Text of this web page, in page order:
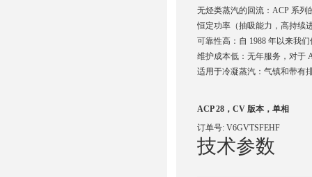
无烃类蒸汽的回流：ACP 系列
恒定功率（抽吸能力，高持续
可靠性高：自 1988 年以来我
维护成本低：无年服务，对于
适用于冷凝蒸汽：气镇和带有
ACP 28，CV 版本，单相
订单号: V6GVTSFEHF
技术参数